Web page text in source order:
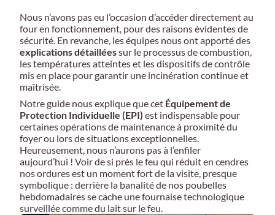
Nous n’avons pas eu l’occasion d’accéder directement au
four en fonctionnement, pour des raisons évidentes de
sécurité. En revanche, les équipes nous ont apporté des
explications détailléessur le processus de combustion,
les températures atteintes et les dispositifs de contrôle
mis en place pour garantir une incinération continue et
maîtrisée.
Notre guide nous explique que cet Équipement de
Protection Individuelle (EPI) est indispensable pour
certaines opérations de maintenance à proximité du
foyer ou lors de situations exceptionnelles.
Heureusement, nous n’aurons pas à l’enfiler
aujourd’hui ! Voir de si près le feu qui réduit en cendres
nos ordures est un moment fort de la visite, presque
symbolique : derrière la banalité de nos poubelles
hebdomadaires se cache une fournaise technologique
surveillée comme du lait sur le feu.